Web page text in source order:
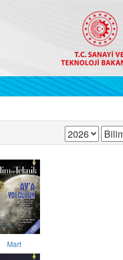
Mart